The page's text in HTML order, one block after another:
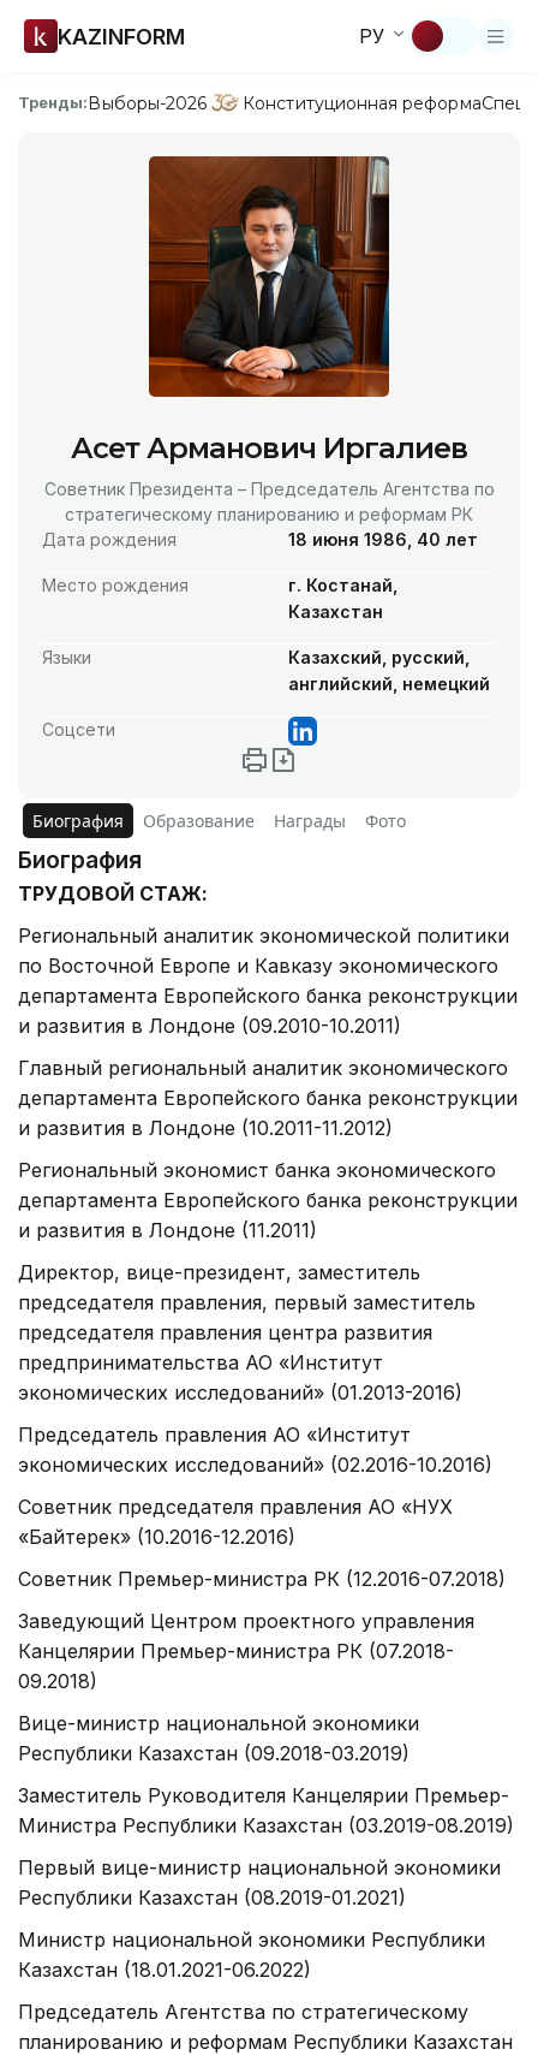
KAZINFORM РУ
Тренды:Выборы-2026 Конституционная реформа
Асет Арманович Иргалиев
Советник Президента – Председатель Агентства по
стратегическому планированию и реформам РК
Дата рождения
18 июня 1986, 40 лет
Место рождения
г. Костанай,
Казахстан
Языки
Казахский, русский,
английский, немецкий
Соцсети
Биография Образование Награды Фото
Биография
ТРУДОВОЙ СТАЖ:
Региональный аналитик экономической политики
по Восточной Европе и Кавказу экономического
департамента Европейского банка реконструкции
и развития в Лондоне (09.2010-10.2011)
Главный региональный аналитик экономического
департамента Европейского банка реконструкции
и развития в Лондоне (10.2011-11.2012)
Региональный экономист банка экономического
департамента Европейского банка реконструкции
и развития в Лондоне (11.2011)
Директор, вице-президент, заместитель
председателя правления, первый заместитель
председателя правления центра развития
предпринимательства АО «Институт
экономических исследований» (01.2013-2016)
Председатель правления АО «Институт
экономических исследований» (02.2016-10.2016)
Советник председателя правления АО «НУХ
«Байтерек» (10.2016-12.2016)
Советник Премьер-министра РК (12.2016-07.2018)
Заведующий Центром проектного управления
Канцелярии Премьер-министра РК (07.2018-
09.2018)
Вице-министр национальной экономики
Республики Казахстан (09.2018-03.2019)
Заместитель Руководителя Канцелярии Премьер-
Министра Республики Казахстан (03.2019-08.2019)
Первый вице-министр национальной экономики
Республики Казахстан (08.2019-01.2021)
Министр национальной экономики Республики
Казахстан (18.01.2021-06.2022)
Председатель Агентства по стратегическому
планированию и реформам Республики Казахстан